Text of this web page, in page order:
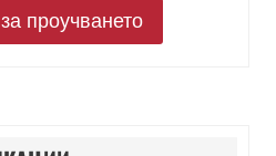
проучването